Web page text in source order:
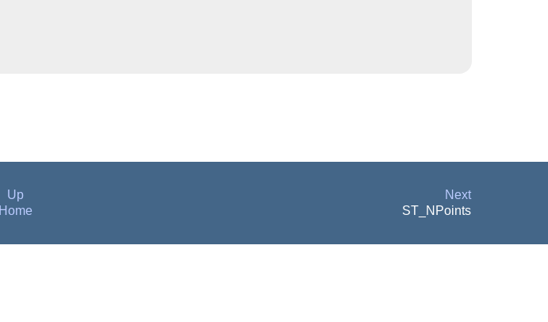
Up
Next
Home ST_NPoints